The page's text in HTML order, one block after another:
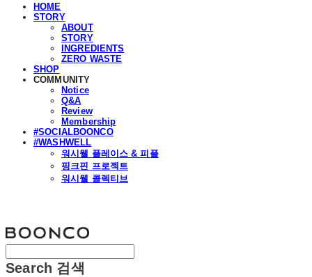
HOME
STORY
ABOUT
STORY
INGREDIENTS
ZERO WASTE
SHOP
COMMUNITY
Notice
Q&A
Review
Membership
#SOCIALBOONCO
#WASHWELL
워시웰 플레이스 & 피플
핑크핀 프로젝트
워시웰 콜렉티브
Search 검색